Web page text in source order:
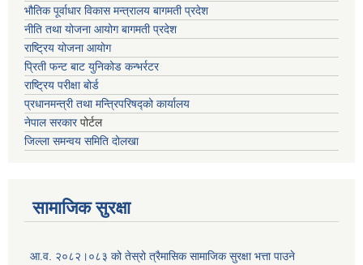
भौतिक पूर्वाधार विकास मन्त्रालय बागमती प्रदेश
नीति तथा योजना आयोग बागमती प्रदेश
राष्ट्रिय योजना आयोग
प्रिती फन्ट बाट युनिकोड कन्भर्रटर
राष्ट्रिय परीक्षा बोर्ड
प्रधानमन्त्री तथा मन्त्रिपरिषद्को कार्यालय
नेपाल सरकारपोर्टल
जिल्ला समन्वय समिति दोलखा
सामाजिक सुरक्षा
आ.व. २०८२।०८३ को तेस्रो त्रैमासिक सामाजिक सुरक्षा भत्ता पाउने